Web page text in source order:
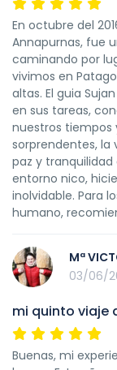
En octubre del
Annapurnas, fue
caminando por
vivimos en
altas. El guia
en sus tareas,
nuestros tiempos
sorprendentes, la
paz y
entorno nico,
inolvidable. Para
humano,
Mª
03/06/
mi quinto viaje
Buenas, mi